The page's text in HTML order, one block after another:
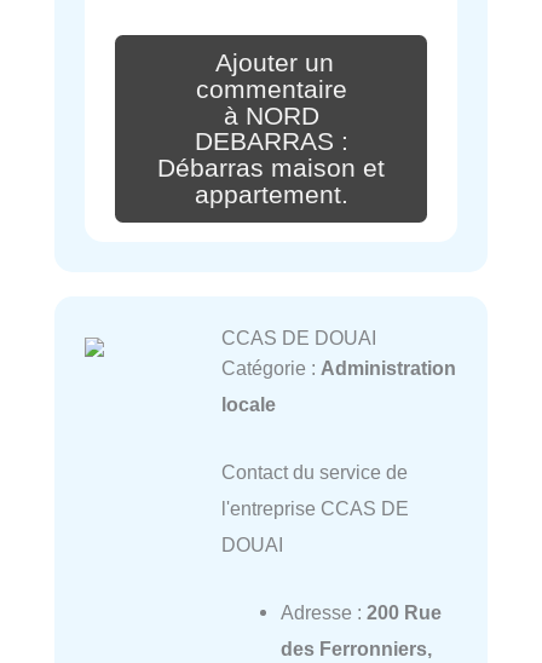
Ajouter un
commentaire
à NORD
DEBARRAS :
Débarras maison et
appartement.
CCAS DE DOUAI
Catégorie : Administration
locale
Contact du service de
l'entreprise CCAS DE
DOUAI
Adresse : 200 Rue
des Ferronniers,